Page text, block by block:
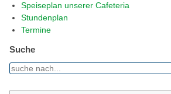
Speiseplan unserer Cafeteria
Stundenplan
Termine
Suche